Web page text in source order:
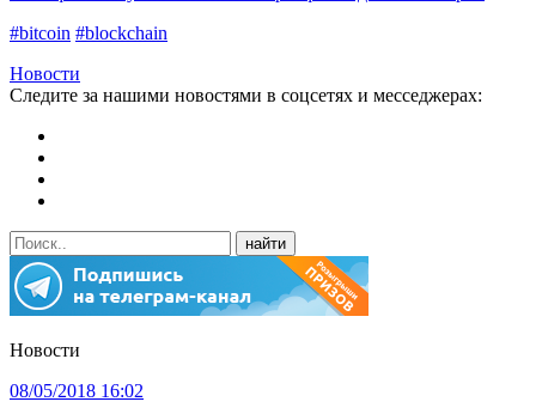
#bitcoin #blockchain
Новости
Следите за нашими новостями в соцсетях и месседжерах:
Новости
08/05/2018 16:02